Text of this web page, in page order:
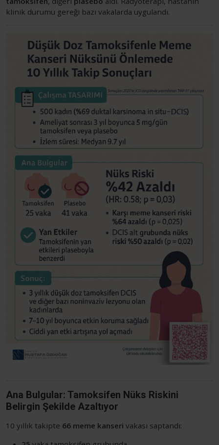
klinik durumu gereği bazı vakalarda uygulandı.
Ana Bulgular: Tamoksifen Nüks Riskini
Belirgin Şekilde Azaltıyor
10 yıllık takipte 66 meme kanseri vakası saptandı: